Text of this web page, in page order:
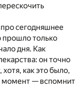
сегодняшнее
прошло только
дня. Как
он точно
как это было,
момент — вспомнит